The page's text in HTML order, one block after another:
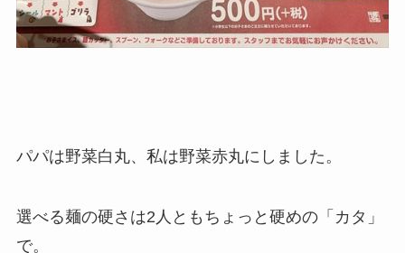
パパは野菜白丸、私は野菜赤丸にしました。
選べる麺の硬さは2人ともちょっと硬めの「カタ」
で。